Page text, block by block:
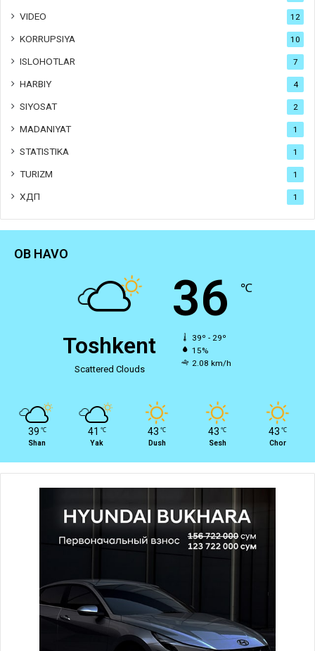
VIDEO 12
KORRUPSIYA 10
ISLOHOTLAR 7
HARBIY 4
SIYOSAT 2
MADANIYAT 1
STATISTIKA 1
TURIZM 1
ХДП 1
OB HAVO
Toshkent
Scattered Clouds
36 ℃
39º - 29º
15%
2.08 km/h
39 ℃
Shan
41 ℃
Yak
43 ℃
Dush
43 ℃
Sesh
43 ℃
Chor